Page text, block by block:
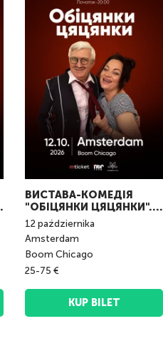
ВИСТАВА-КОМЕДІЯ
"ОБІЦЯНКИ ЦЯЦЯНКИ".
Amsterdam
12października
Amsterdam
Boom Chicago
25-75 €
KUP BILET